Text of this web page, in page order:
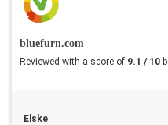
bluefurn.com
Reviewed with a score of 9.1 / 10
Elske